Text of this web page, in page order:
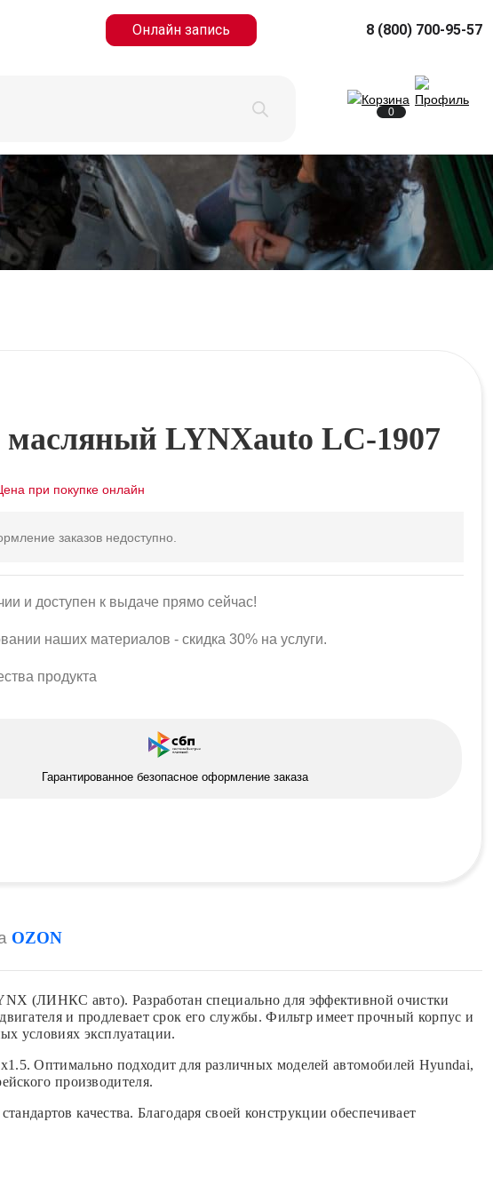
Онлайн запись 8 (800) 700-95-57
0
LYNXauto LC-1907
заказов недоступно.
и доступен к выдаче прямо сейчас!
наших материалов - скидка 30% на услуги.
продукта
Гарантированное безопасное оформление заказа
OZON
(ЛИНКС авто). Разработан специально для эффективной очистки
и продлевает срок его службы. Фильтр имеет прочный корпус и
условиях эксплуатации.
Оптимально подходит для различных моделей автомобилей Hyundai,
производителя.
качества. Благодаря своей конструкции обеспечивает